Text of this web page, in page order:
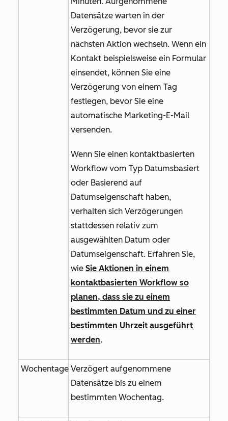
Datensätze warten in der
Verzögerung, bevor sie zur
nächsten Aktion wechseln. Wenn ein
Kontakt beispielsweise ein Formular
einsendet, können Sie eine
Verzögerung von einem Tag
festlegen, bevor Sie eine
automatische Marketing-E-Mail
versenden.
Wenn Sie einen kontaktbasierten
Workflow vom Typ Datumsbasiert
oder Basierend auf
Datumseigenschaft haben,
verhalten sich Verzögerungen
stattdessen relativ zum
ausgewählten Datum oder
Datumseigenschaft. Erfahren Sie,
wie Sie Aktionen in einem
kontaktbasierten Workflow so
planen, dass sie zu einem
bestimmten Datum und zu einer
bestimmten Uhrzeit ausgeführt
werden.
Wochentage Verzögert aufgenommene
Datensätze bis zu einem
bestimmten Wochentag.